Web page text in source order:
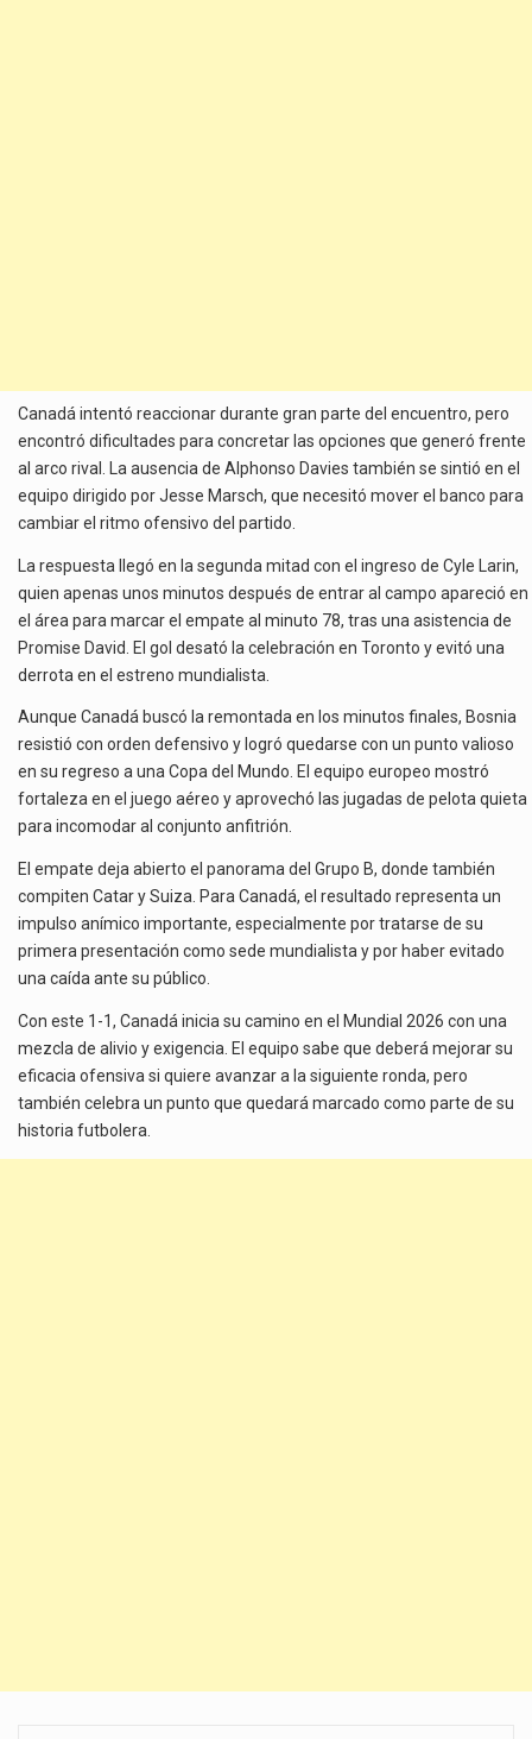
Canadá intentó reaccionar durante gran parte del encuentro, pero
encontró dificultades para concretar las opciones que generó frente
al arco rival. La ausencia de Alphonso Davies también se sintió en el
equipo dirigido por Jesse Marsch, que necesitó mover el banco para
cambiar el ritmo ofensivo del partido.
La respuesta llegó en la segunda mitad con el ingreso de Cyle Larin,
quien apenas unos minutos después de entrar al campo apareció en
el área para marcar el empate al minuto 78, tras una asistencia de
Promise David. El gol desató la celebración en Toronto y evitó una
derrota en el estreno mundialista.
Aunque Canadá buscó la remontada en los minutos finales, Bosnia
resistió con orden defensivo y logró quedarse con un punto valioso
en su regreso a una Copa del Mundo. El equipo europeo mostró
fortaleza en el juego aéreo y aprovechó las jugadas de pelota quieta
para incomodar al conjunto anfitrión.
El empate deja abierto el panorama del Grupo B, donde también
compiten Catar y Suiza. Para Canadá, el resultado representa un
impulso anímico importante, especialmente por tratarse de su
primera presentación como sede mundialista y por haber evitado
una caída ante su público.
Con este 1-1, Canadá inicia su camino en el Mundial 2026 con una
mezcla de alivio y exigencia. El equipo sabe que deberá mejorar su
eficacia ofensiva si quiere avanzar a la siguiente ronda, pero
también celebra un punto que quedará marcado como parte de su
historia futbolera.